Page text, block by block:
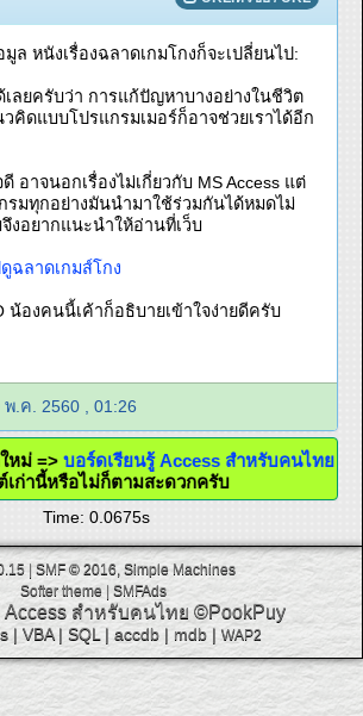
ล หนังเรื่องฉลาดเกมโกงก็จะเปลี่ยนไป:
เลยครับว่า การแก้ปัญหาบางอย่างในชีวิต
คิดแบบโปรแกรมเมอร์ก็อาจช่วยเราได้อีก
อาจนอกเรื่องไม่เกี่ยวกับ MS Access แต่
รมทุกอย่างมันนำมาใช้ร่วมกันได้หมดไม่
งอยากแนะนำให้อ่านที่เว็บ
ฉลาดเกมส์โกง
น้องคนนี้เค้าก็อธิบายเข้าใจง่ายดีครับ
พ.ค. 2560 , 01:26
ใหม่ =>บอร์ดเรียนรู้ Access สำหรับคนไทย
เก่านี้หรือไม่ก็ตามสะดวกครับ
Time: 0.0675s
|SMF © 2016 Simple Machines
Softer theme
SMFAds
Access สำหรับคนไทย ©PookPuy
| VBA| SQL | accdb| mdb| WAP2